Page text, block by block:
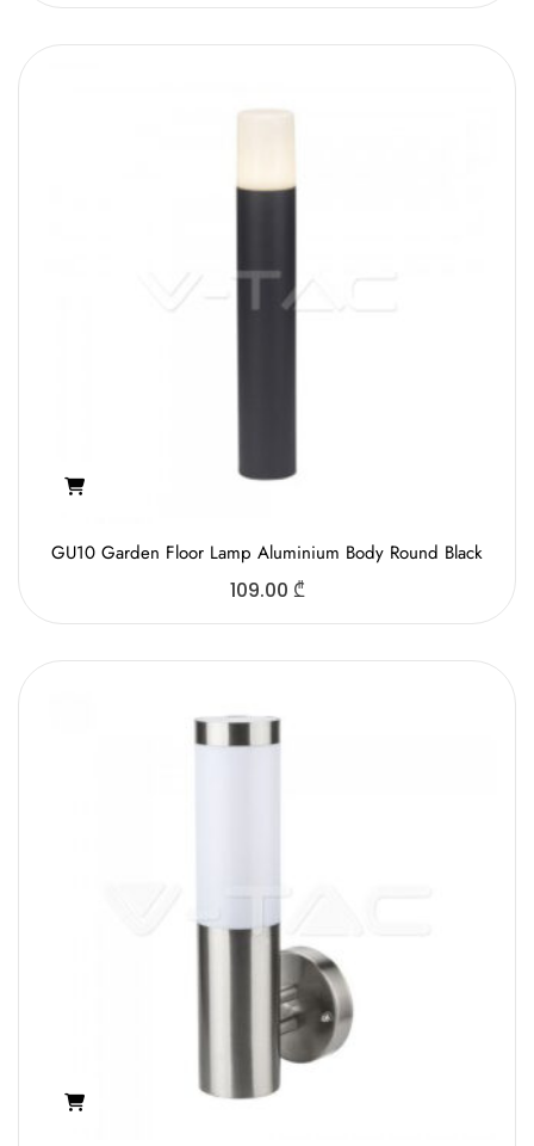
GU10 Garden Floor Lamp Aluminium Body Round Black
109.00 ₾